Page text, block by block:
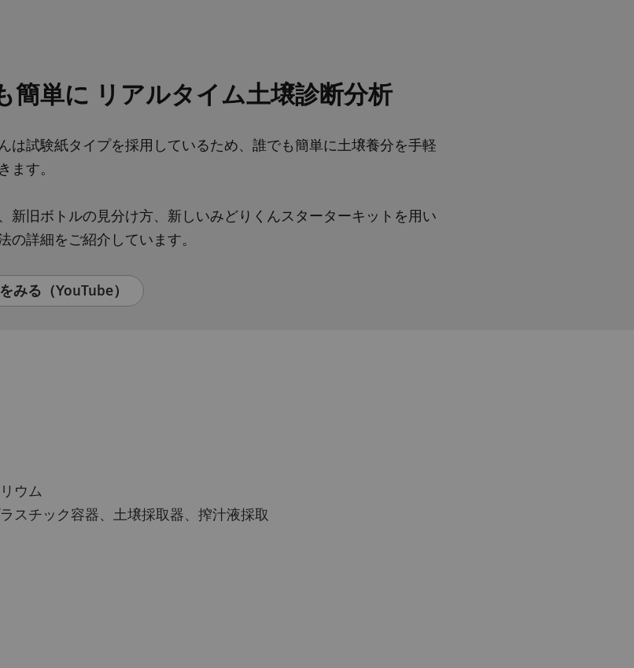
3
簡単に リアルタイム土壌診断分析
は試験紙タイプを採用しているため、誰でも簡単に土壌養分を手軽
ます。
新旧ボトルの見分け方、新しいみどりくんスターターキットを用い
の詳細をご紹介しています。
みる（YouTube）
ウム
スチック容器、土壌採取器、搾汁液採取